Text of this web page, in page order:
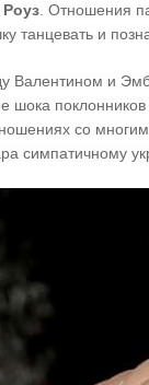
. Отношения
танцевать и
Валентином и
шока
со
симпатичному